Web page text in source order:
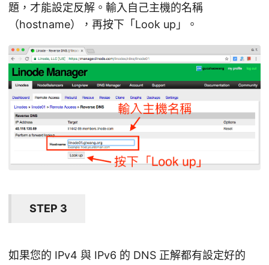
題，才能設定反解。輸入自己主機的名稱
（hostname），再按下「Look up」。
STEP 3
如果您的 IPv4 與 IPv6 的 DNS 正解都有設定好的